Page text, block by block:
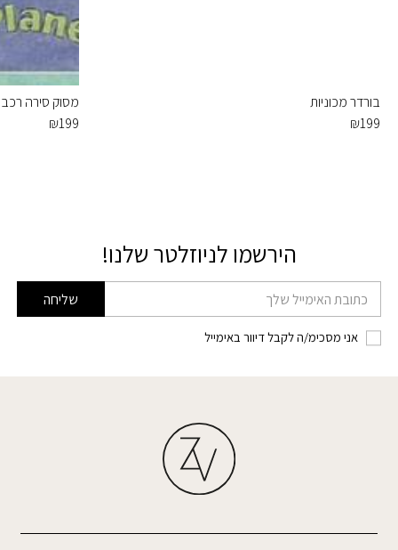
בורדר מכוניות
₪199
מסוק סירה
₪199
הירשמו לניוזלטר שלנו!
דוא׳׳ל שליחה
אני מסכימ/ה לקבל דיוור באימייל